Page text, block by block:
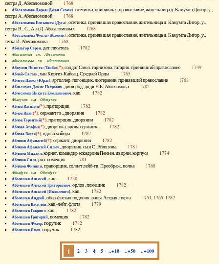
сестра Д. Абесаломовой 1768
Абесаломова Дарья (Джан Семен), осетинка, принявшая православие, жительница д. Камумта Дигор. у.,
сестра А. Абесаломовой 1768
Абесаломова Елизавета (Дуга), осетинка, принявшая православие, жительница д. Камумта Дигор. у.,
сестра В., С., А. и Д. Абесаломовых 1768
Абесаломова Фекла (Жамкис), осетинка, принявшая православие, жительница д. Камумта Дигор. у.,
тетка И. Абесаломова 1768
Абильгор Серен, дат. писатель 1782
Абисаломов см. Абесаломов
Абисаломова см. Абесаломова
Абкузин Никита (Танба)(*), солдат Смол. гарнизона, татарин, принявший православие 1749
Аблай-Салтан, хан Киргиз-Кайсац. Средней Орды 1765
Аблеев Павел (Юрас), артиллер. погонщик, лютеранин, принявший православие 1768
Аблесимов Денис Петрович, двоюрод. дядя Н.Е. Аблесимова 1782
Аблесимов Никита Емельянович, кап. 1782
Аблеухов см. Облеухов
Аблов Василий(*), прапорщик 1782
Аблов Иван(*), сержант гв., дворянин 1782
Аблов Терентий(*), прапорщик, дворянин 1782
Аблова Агафья(*), дворянка, вдова сержанта 1782
Аблова Васса(*), вдова майора 1782
Аблязов Афанасий(*), сержант, дворянин 1782
Аблязов Афанасий Силыч, дворянин, сын С. Аблязова 1781
Аблязов Михаил, корнет, командир эскадрона Пензен. дворян. корпуса 1774
Аблязов Сила, ряз. помещик 1781
Аблязов Филипп, прапорщик, солдат лейб-гв. Преображ. полка 1768
Аболдуев см. Оболдуев
Аболешев Алексей, кап. 1758
Аболешев Алексей Григорьевич, орлов. помещик 1782
Аболешев Алексей [Яковлевич], кап. 1782
Аболешев Андрей, обер-фискал подполк. ранга Астрах. порта 1751, 1765, 1782
Аболешев Василий, кап.-лейт. флота 1779
Аболешев Гавриил, кап. 1782
Аболешев Григорий, помещик 1782
Аболешев Федор, поручик 1782
Аболешев Яков, поручик 1782
1 2 3 4 5 ..+10 ..+50 ..+100